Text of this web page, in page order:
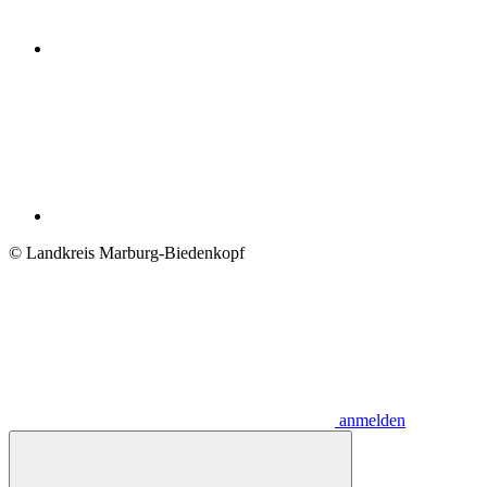
© Landkreis Marburg-Biedenkopf
anmelden